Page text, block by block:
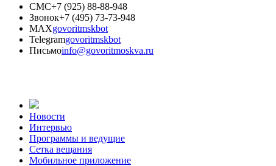
СМС+7 (925) 88-88-948
Звонок+7 (495) 73-73-948
MAXgovoritmskbot
Telegramgovoritmskbot
Письмоinfo@govoritmoskva.ru
Новости
Интервью
Программы и ведущие
Сетка вещания
Мобильное приложение